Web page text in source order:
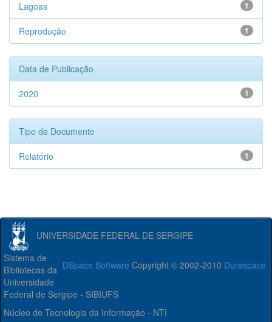
1
Lagoas
1
Reprodução
Data de Publicação
1
2020
Tipo de Documento
1
Relatório
UNIVERSIDADE FEDERAL DE SERGIPE
DSpace Software Copyright © 2002-2010 Duraspace
Sistema de
Bibliotecas da
Universidade
Federal de Sergipe - SIBIUFS
Núcleo de Tecnologia da Informação - NTI